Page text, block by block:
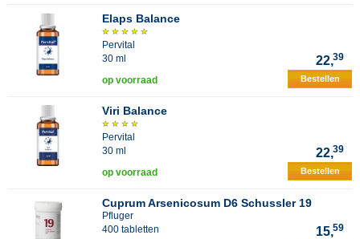
Elaps Balance
Pervital
30 ml
22,39
op voorraad Bestellen
Viri Balance
Pervital
30 ml
22,39
op voorraad Bestellen
Cuprum Arsenicosum D6 Schussler 19
Pfluger
400 tabletten
15,59